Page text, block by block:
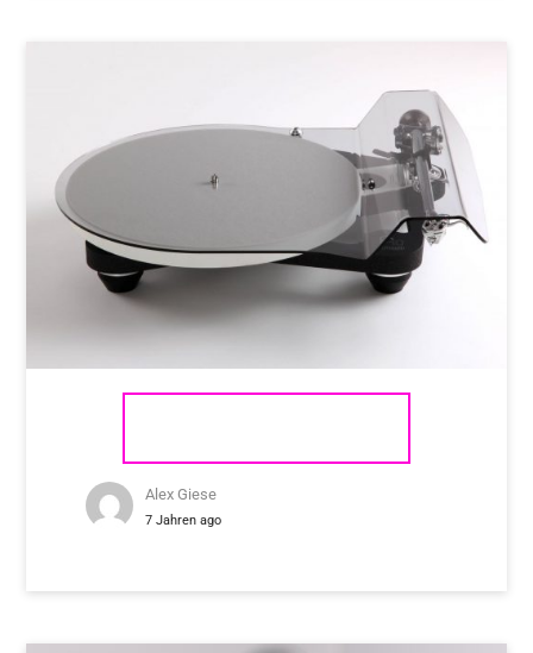
Alex Giese
7 Jahren ago